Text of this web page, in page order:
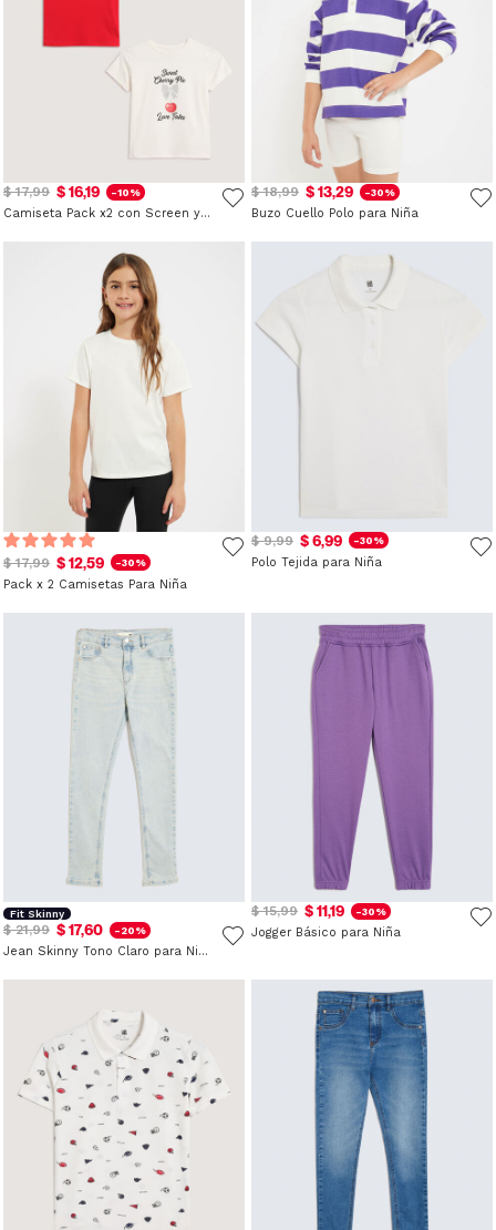
$ 17,99 $ 16,19 -10%
Camiseta Pack x2 con Screen y Unicolor para Niña
$ 18,99 $ 13,29 -30%
Buzo Cuello Polo para Niña
$ 17,99 $ 12,59 -30%
Pack x 2 Camisetas Para Niña
$ 9,99 $ 6,99 -30%
Polo Tejida para Niña
Fit Skinny
$ 21,99 $ 17,60 -20%
Jean Skinny Tono Claro para Niña
$ 15,99 $ 11,19 -30%
Jogger Básico para Niña